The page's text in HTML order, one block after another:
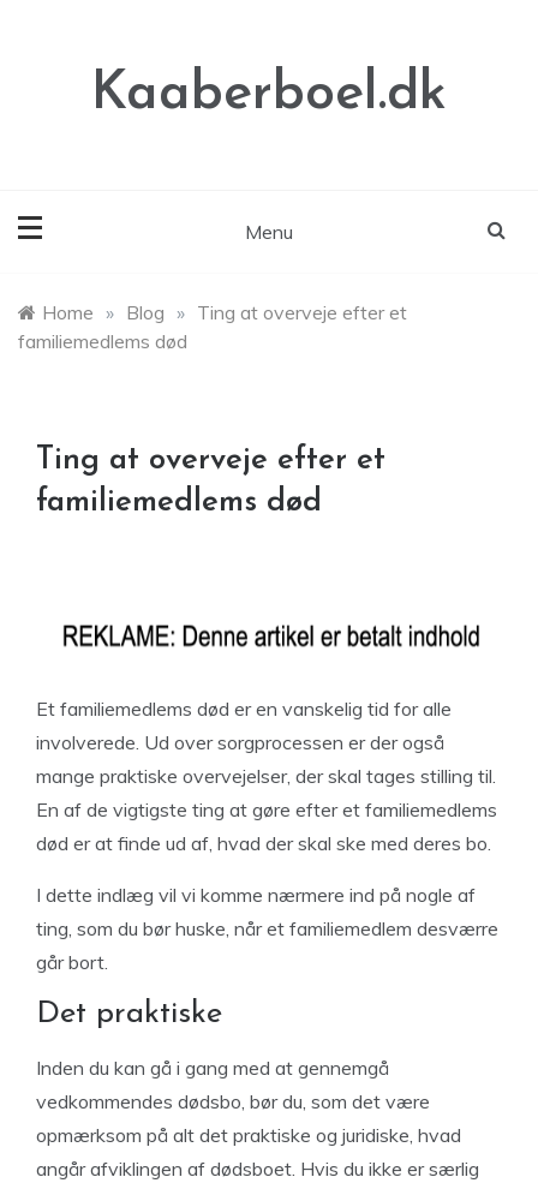
Kaaberboel.dk
Menu
Home » Blog » Ting at overveje efter et
familiemedlems død
Ting at overveje efter et
familiemedlems død
Et familiemedlems død er en vanskelig tid for alle
involverede. Ud over sorgprocessen er der også
mange praktiske overvejelser, der skal tages stilling til.
En af de vigtigste ting at gøre efter et familiemedlems
død er at finde ud af, hvad der skal ske med deres bo.
I dette indlæg vil vi komme nærmere ind på nogle af
ting, som du bør huske, når et familiemedlem desværre
går bort.
Det praktiske
Inden du kan gå i gang med at gennemgå
vedkommendes dødsbo, bør du, som det være
opmærksom på alt det praktiske og juridiske, hvad
angår afviklingen af dødsboet. Hvis du ikke er særlig